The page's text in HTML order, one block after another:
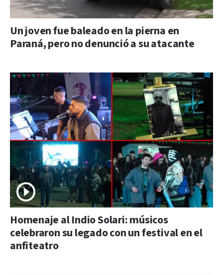
Un joven fue baleado en la pierna en
Paraná, pero no denunció a su atacante
Homenaje al Indio Solari: músicos
celebraron su legado con un festival en el
anfiteatro